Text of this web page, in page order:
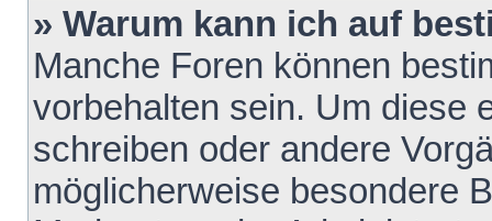
» Warum kann ich auf
Manche Foren können
vorbehalten sein. Um diese
schreiben oder andere
möglicherweise besondere